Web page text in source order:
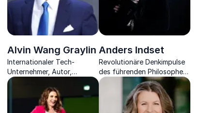
Alvin Wang Graylin
Internationaler Tech-
Unternehmer, Autor,
Speaker und Investor
Anders Indset
Revolutionäre Denkimpulse
des führenden Philosophen
für Wirtschaft inspiriert
zukünftige Führungskräfte.